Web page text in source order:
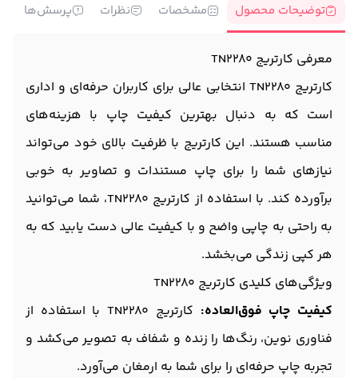
توضیحات محصول مشخصات نظرات پرسش‌ها
معرفی کارتریج TN2280
کارتریج TN2280 انتخابی عالی برای کاربران حرفه‌ای و اداری
است که به دنبال بهترین کیفیت چاپ با هزینه‌های
مناسب هستند. این کارتریج با ظرفیت بالای خود می‌تواند
نیازهای شما را برای چاپ مستندات و تصاویر به خوبی
برآورده کند. با استفاده از کارتریج TN2280، شما می‌توانید
به راحتی به چاپی واضح و با کیفیت عالی دست یابید که به
هر کپی زندگی می‌بخشد.
ویژگی‌های کلیدی کارتریج TN2280
کیفیت چاپ فوق‌العاده:
کارتریج TN2280 با استفاده از
فناوری نوین، رنگ‌ها را زنده و شفاف به تصویر می‌کشد و
تجربه چاپ حرفه‌ای را برای شما به ارمغان می‌آورد.